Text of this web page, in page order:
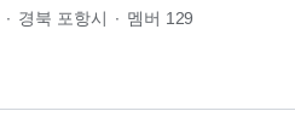
∙ 경북 포항시 ∙ 멤버 129